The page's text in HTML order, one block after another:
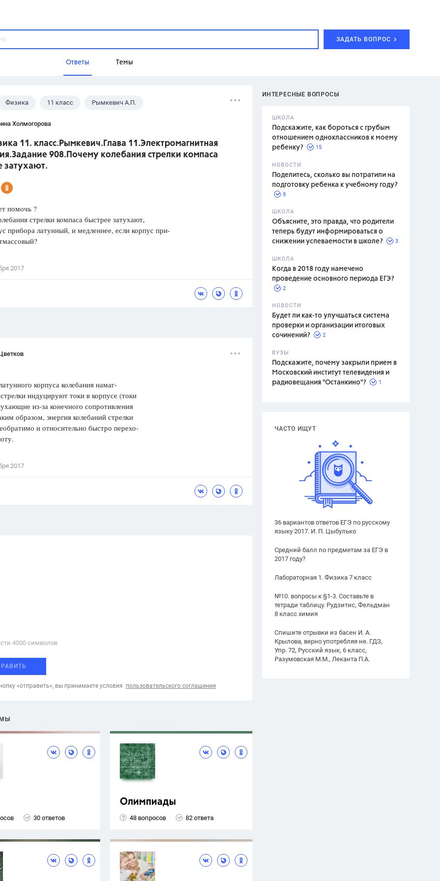
ЗАДАТЬ ВОПРОС
Ответы Темы
Домашнее задание
Школа
Рудзитис Г.Е.,
Цветков Л. А.
ИНТЕРЕСНЫЕ ВОПРОСЫ
ШКОЛА
Подскажите, как бороться с грубым
отношением одноклассников к моему
ребенку?
15
НОВОСТИ
Поделитесь, сколько вы потратили на
подготовку ребенка к учебному году?
8
ШКОЛА
Объясните, это правда, что родители
теперь будут информироваться о
снижении успеваемости в школе?
3
ШКОЛА
Когда в 2018 году намечено
проведение основного периода ЕГЭ?
2
НОВОСТИ
Будет ли как-то улучшаться система
проверки и организации итоговых
сочинений?
2
ВУЗЫ
Подскажите, почему закрыли прием в
Московский институт телевидения и
радиовещания "Останкино"?
1
ЧАСТО ИЩУТ
36 вариантов ответов ЕГЭ по русскому
языку 2017. И. П. Цыбулько
Средний балл по предметам за ЕГЭ в
2017 году?
Лабораторная 1. Физика 7 класс
№10. вопросы к §1-3. Составьте в
тетради таблицу. Рудзитис, Фельдман
8 класс химия
Спишите отрывки из басен И. А.
Крылова, верно употребляя не. ГДЗ,
Упр. 72, Русский язык, 6 класс,
Разумовская М.М., Леканта П.А.
Физика 11 класс Рымкевич А.П.
Холмогорова
11. класс.Рымкевич.Глава 11.Электромагнитная
908.Почему колебания стрелки компаса
затухают.
помочь ?
стрелки компаса быстрее затухают,
прибора латунный, и медленнее, если корпус при-
2017
корпуса колебания намаг-
индуцируют токи в корпусе (токи
из-за конечного сопротивления
образом, энергия колебаний стрелки
и относительно быстро перехо-
2017
4000 cимволов
«отправить», вы принимаете условия пользовательского соглашения
30 ответов
Олимпиады
48 вопросов 82 ответа